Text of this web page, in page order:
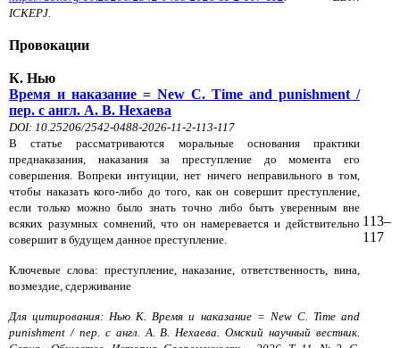
ICKEPJ.
Провокации
К. Нью
Время и наказание = New C. Time and punishment /
пер. с англ. А. В. Нехаева
DOI: 10.25206/2542-0488-2026-11-2-113-117
В статье рассматриваются моральные основания практики
преднаказания, наказания за преступление до момента его
совершения. Вопреки интуиции, нет ничего неправильного в том,
чтобы наказать кого-либо до того, как он совершит преступление,
если только можно было знать точно либо быть уверенным вне
всяких разумных сомнений, что он намеревается и действительно
совершит в будущем данное преступление.
Ключевые слова: преступление, наказание, ответственность, вина,
возмездие, сдерживание
Для цитирования: Нью К. Время и наказание = New C. Time and
punishment / пер. с англ. А. В. Нехаева. Омский научный вестник.
113–
117